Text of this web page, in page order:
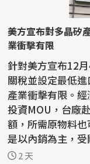
美方宣布對多晶矽
業衝擊有限
針對美方宣布12
關稅並設定最低
產業衝擊有限。
投資MOU，台廠
額，所需原物料
是以內銷為主，受關稅影響
的在...
2 天